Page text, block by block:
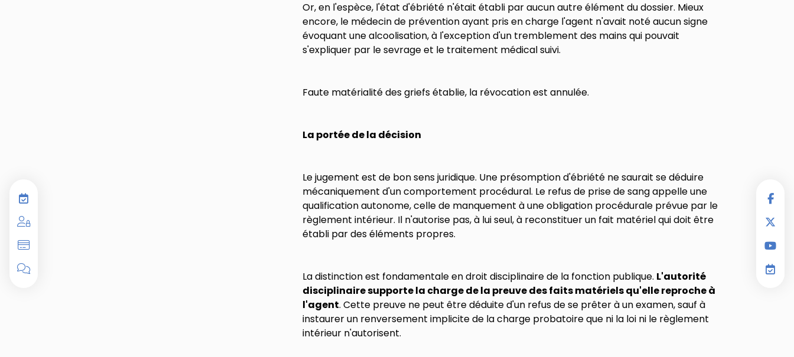
Or, en l'espèce, l'état d'ébriété n'était établi par aucun autre élément du dossier. Mieux
encore, le médecin de prévention ayant pris en charge l'agent n'avait noté aucun signe
évoquant une alcoolisation, à l'exception d'un tremblement des mains qui pouvait
s'expliquer par le sevrage et le traitement médical suivi.
Faute matérialité des griefs établie, la révocation est annulée.
La portée de la décision
Le jugement est de bon sens juridique. Une présomption d'ébriété ne saurait se déduire
mécaniquement d'un comportement procédural. Le refus de prise de sang appelle une
qualification autonome, celle de manquement à une obligation procédurale prévue par le
règlement intérieur. Il n'autorise pas, à lui seul, à reconstituer un fait matériel qui doit être
établi par des éléments propres.
La distinction est fondamentale en droit disciplinaire de la fonction publique. L'autorité
disciplinaire supporte la charge de la preuve des faits matériels qu'elle reproche à
l'agent. Cette preuve ne peut être déduite d'un refus de se prêter à un examen, sauf à
instaurer un renversement implicite de la charge probatoire que ni la loi ni le règlement
intérieur n'autorisent.